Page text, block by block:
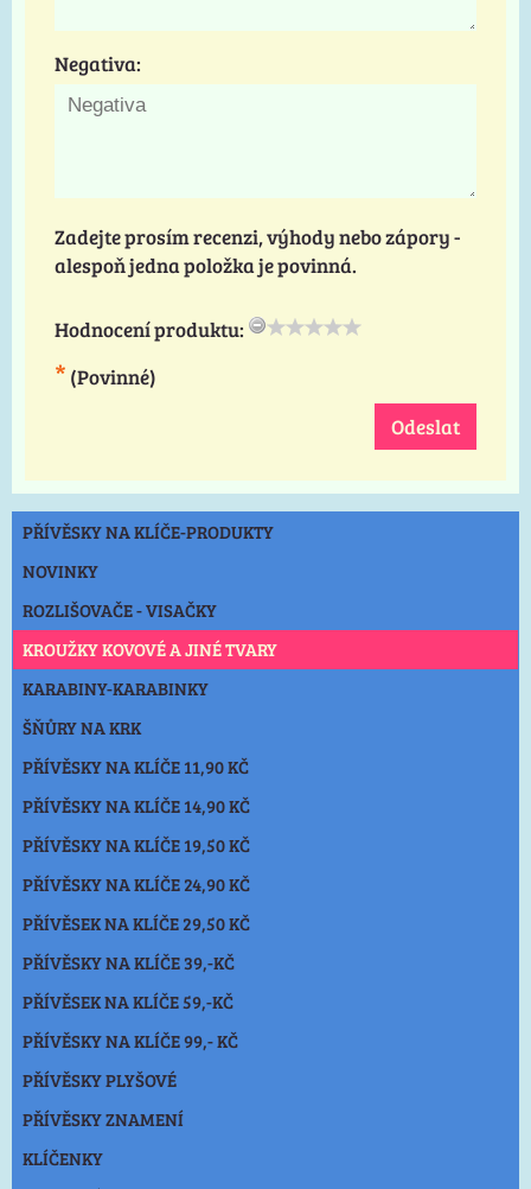
Negativa:
Zadejte prosím recenzi, výhody nebo zápory -
alespoň jedna položka je povinná.
Hodnocení produktu:
* (Povinné)
Odeslat
PŘÍVĚSKY NA KLÍČE-PRODUKTY
NOVINKY
ROZLIŠOVAČE - VISAČKY
KROUŽKY KOVOVÉ A JINÉ TVARY
KARABINY-KARABINKY
ŠŇŮRY NA KRK
PŘÍVĚSKY NA KLÍČE 11,90 KČ
PŘÍVĚSKY NA KLÍČE 14,90 KČ
PŘÍVĚSKY NA KLÍČE 19,50 KČ
PŘÍVĚSKY NA KLÍČE 24,90 KČ
PŘÍVĚSEK NA KLÍČE 29,50 KČ
PŘÍVĚSKY NA KLÍČE 39,-KČ
PŘÍVĚSEK NA KLÍČE 59,-KČ
PŘÍVĚSKY NA KLÍČE 99,- KČ
PŘÍVĚSKY PLYŠOVÉ
PŘÍVĚSKY ZNAMENÍ
KLÍČENKY